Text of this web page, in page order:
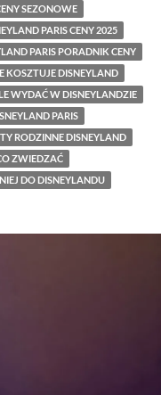
SEZONOWE
PARIS CENY 2025
PARIS PORADNIK CENY
KOSZTUJE DISNEYLAND
WYDAĆ W DISNEYLANDZIE
PARIS
RODZINNE DISNEYLAND
ZWIEDZAĆ
DO DISNEYLANDU